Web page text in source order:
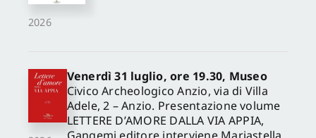
2026
Venerdì 31 luglio, ore 19.30, Museo
Civico Archeologico Anzio, via di Villa
Adele, 2 – Anzio. Presentazione volume
LETTERE D’AMORE DALLA VIA APPIA,
Gangemi editore interviene Mariastella